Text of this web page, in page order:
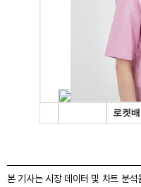
본 기사는 시장 데이터 및 차트 분